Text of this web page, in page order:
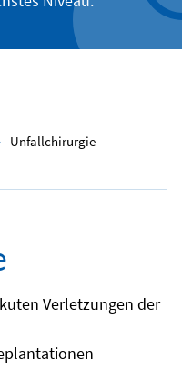
Unfallchirurgie
Verletzungen der